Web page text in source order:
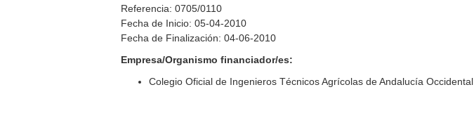
Referencia: 0705/0110
Fecha de Inicio: 05-04-2010
Fecha de Finalización: 04-06-2010
Empresa/Organismo financiador/es:
Colegio Oficial de Ingenieros Técnicos Agrícolas de Andalucía Occidental